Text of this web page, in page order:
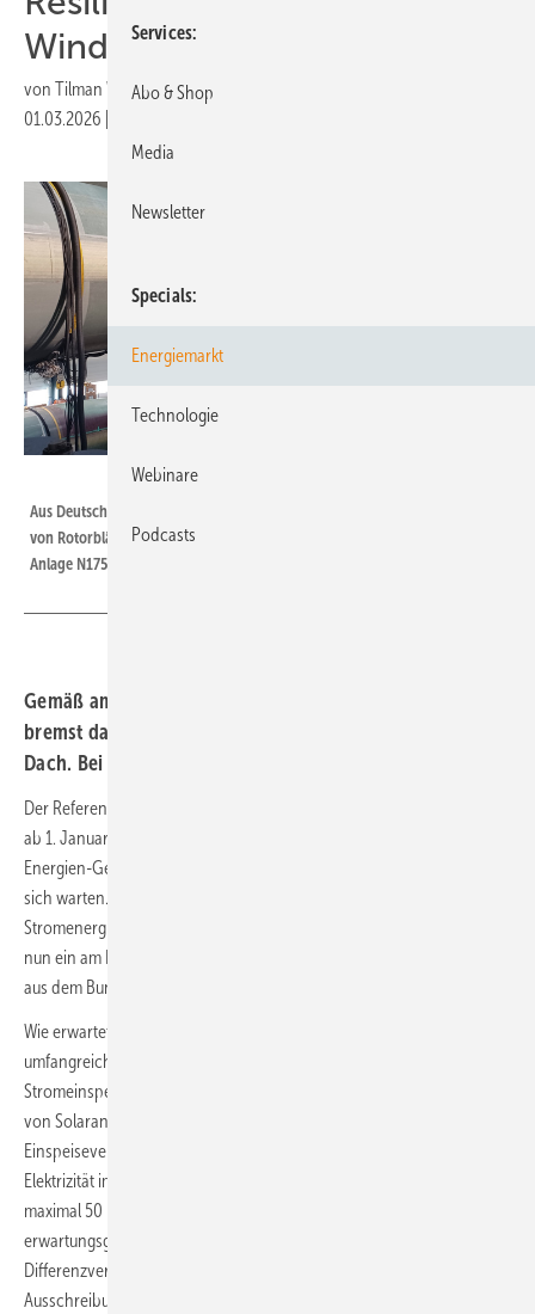
Windkraft
von Tilman Weber
01.03.2026
Aus Deutschland bereits abgewanderte Wertschöpfung: Die Produktion
von Rotorblättern wie hier bei Nordex. Zu sehen ist ein Blatttest für die
Anlage N175
Gemäß am Donnerstag durchgestochenem Vorentwurf
bremst das EEG-Gesetz bald die Stromeinspeisung vom
Dach. Bei Windkraft irritieren Leerstellen.
Der Referentenentwurf der bevorstehenden Gesetzesreform für ein
ab 1. Januar kommenden Jahres geltendes novelliertes Erneuerbare-
Energien-Gesetz (EEG) 2027 lässt seit bald einem Vierteljahr weiter auf
sich warten. Doch dass das EEG 2027 womöglich einiges an der
Stromenergiewende grundlegend neu auf die Beine stellen wird, lässt
nun ein am Donnerstag durchgestochener hausinterner Vorentwurf
aus dem Bundeswirtschaftsministerium erkennen.
Wie erwartet findet sich in den auf 442 Seiten definierten
umfangreichen Änderungen und Neuheiten die Bremse für die
Stromeinspeisung aus Photovoltaik (PV) vom Dach: Private Betreiber
von Solaranlagen auf dem Dach ihres Hauses sollen keine gesicherte
Einspeisevergütung mehr bekommen, sich an der Vermarktung der
Elektrizität im Strommarkt beteiligen müssen und nur noch mit
maximal 50 Prozent der Nennleistung einspeisen dürfen. Ebenfalls
erwartungsgemäß stellt der Rechtstext die sogenannten
Differenzverträge als künftiges Gebotsprinzip in den
Ausschreibungsregeln klar: Wie von der Europäischen Union (EU)
Services
Abo & Shop
Media
Newsletter
Specials
Energiemarkt
Technologie
Webinare
Podcasts